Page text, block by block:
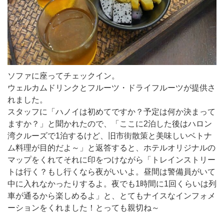
ソファに座ってチェックイン。
ウェルカムドリンクとフルーツ・ドライフルーツが提供さ
れました。
スタッフに「ハノイは初めてですか？予定は何か決まって
ますか？」と聞かれたので、「ここに2泊した後はハロン
湾クルーズで1泊するけど、旧市街散策と美味しいベトナ
ム料理が目的だよ～」と返答すると、ホテルオリジナルの
マップをくれてそれに印をつけながら「トレインストリー
トは行く？もし行くなら夜がいいよ。昼間は警備員がいて
中に入れなかったりするよ。夜でも1時間に1回くらいは列
車が通るから楽しめるよ」と、とてもナイスなインフォメ
ーションをくれました！とっても親切ね～